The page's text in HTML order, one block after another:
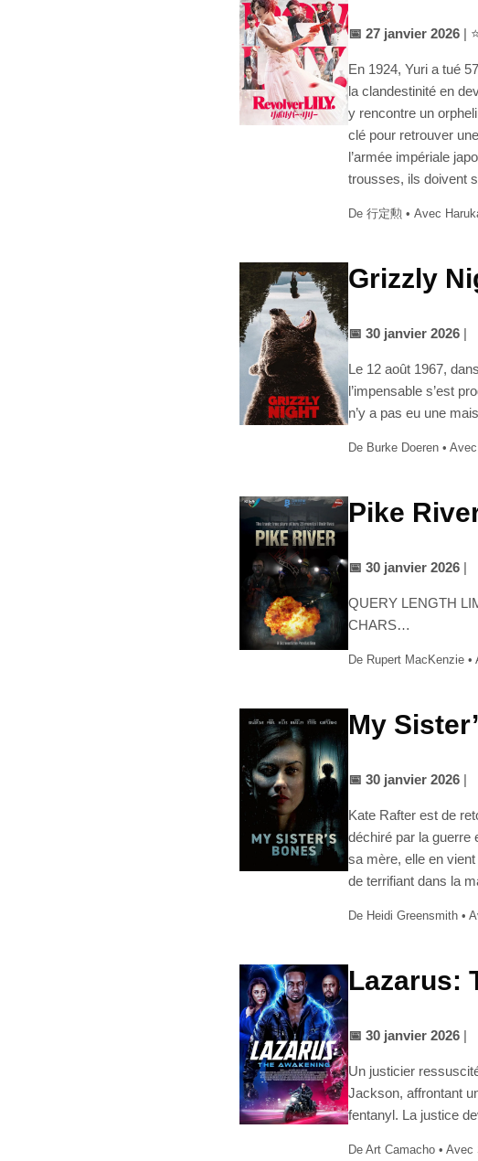
📅 27 janvier 2026 |
En 1924, Yuri a tué
la clandestinité en
y rencontre un
clé pour retrouver
l’armée impériale
trousses, ils doivent
De 行定勲 • Avec
Grizzly
📅 30 janvier 2026 |
Le 12 août 1967,
l’impensable s’est
n’y a pas eu une
Pike
📅 30 janvier 2026 |
QUERY LENGTH
CHARS…
De Rupert MacKenzie
My
📅 30 janvier 2026 |
Kate Rafter est de
déchiré par la guerre
sa mère, elle en vient
de terrifiant dans la
De Heidi Greensmith •
Lazarus:
📅 30 janvier 2026 |
Un justicier
Jackson, affrontant
fentanyl. La justice
De Art Camacho •